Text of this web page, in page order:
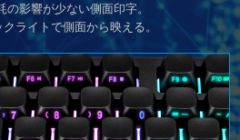
の影響が少ない側面印字。
ライトで側面から映える。